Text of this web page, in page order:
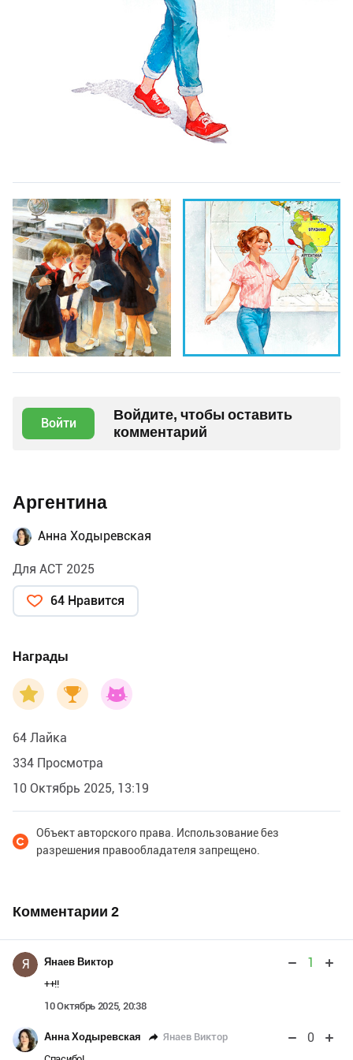
Войти
Войдите, чтобы оставить
комментарий
Аргентина
Анна Ходыревская
Для АСТ 2025
64 Нравится
Награды
64 Лайка
334 Просмотра
10 Октябрь 2025, 13:19
Объект авторского права. Использование без
разрешения правообладателя запрещено.
Комментарии 2
Я Янаев Виктор 1
++!!
10 Октябрь 2025, 20:38
Анна Ходыревская Янаев Виктор 0